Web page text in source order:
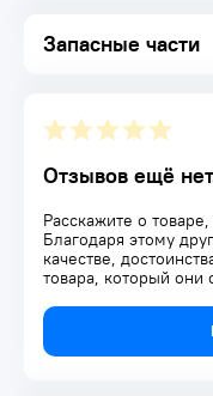
Запасные части
Отзывов ещё
Расскажите о
Благодаря этому
качестве,
товара, который они